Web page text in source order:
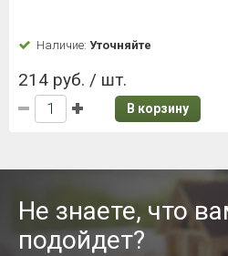
Наличие: Уточняйте
214 руб. / шт.
В корзину
Не знаете, что
подойдет?